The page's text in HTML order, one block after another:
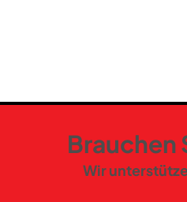
Brauchen
Wir